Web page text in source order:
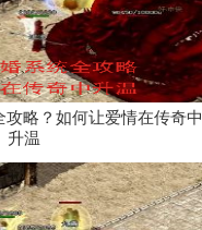
略？如何让爱情在传奇中
升温